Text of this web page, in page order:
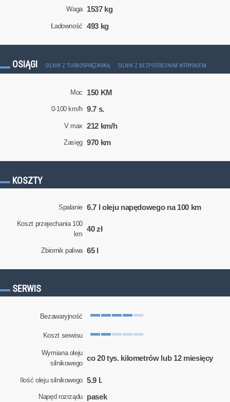
Waga 1537 kg
Ładowność 493 kg
OSIĄGI SILNIK Z TURBOSPRĘŻARKĄ SILNIK Z BEZPOŚREDNIM WTRYSKIEM
Moc 150 KM
0-100 km/h 9.7 s.
V max 212 km/h
Zasięg 970 km
KOSZTY
Spalanie 6.7 l oleju napędowego na 100 km
Koszt przejechania 100
km
40 zł
Zbiornik paliwa 65 l
SERWIS
Bezawaryjność
Koszt serwisu
Wymiana oleju
silnikowego
co 20 tys. kilometrów lub 12 miesięcy
Ilość oleju silnikowego 5.9 l.
Napęd rozrządu pasek